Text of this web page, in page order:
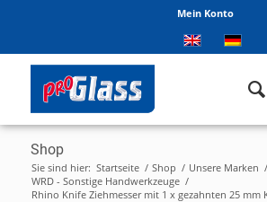
Mein Konto
Shop
Sie sind hier: Startseite / Shop / Unsere Marken /
WRD - Sonstige Handwerkzeuge /
Rhino Knife Ziehmesser mit 1 x gezahnten 25 mm